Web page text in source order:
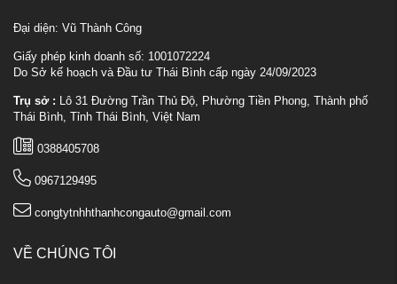
Đại diện: Vũ Thành Công
Giấy phép kinh doanh số: 1001072224
Do Sở kế hoạch và Đầu tư Thái Bình cấp ngày 24/09/2023
Trụ sở : Lô 31 Đường Trần Thủ Độ, Phường Tiền Phong, Thành phố
Thái Bình, Tỉnh Thái Bình, Việt Nam
0388405708
0967129495
congtytnhhthanhcongauto@gmail.com
VỀ CHÚNG TÔI